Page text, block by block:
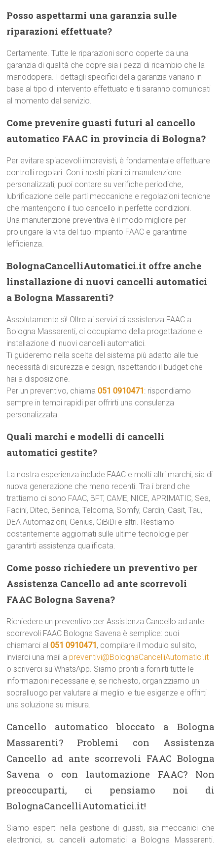
Posso aspettarmi una garanzia sulle
riparazioni effettuate?
Certamente. Tutte le riparazioni sono coperte da una
garanzia di qualità che copre sia i pezzi di ricambio che la
manodopera. I dettagli specifici della garanzia variano in
base al tipo di intervento effettuato e ti saranno comunicati
al momento del servizio.
Come prevenire guasti futuri al cancello
automatico FAAC in provincia di Bologna?
Per evitare spiacevoli imprevisti, è fondamentale effettuare
controlli regolari. Con i nostri piani di manutenzione
personalizzati, puoi contare su verifiche periodiche,
lubrificazione delle parti meccaniche e regolazioni tecniche
che mantengono il tuo cancello in perfette condizioni.
Una manutenzione preventiva è il modo migliore per
prolungare la vita del tuo impianto FAAC e garantirne
lefficienza.
BolognaCancelliAutomatici.it offre anche
linstallazione di nuovi cancelli automatici
a Bologna Massarenti?
Assolutamente sì! Oltre ai servizi di assistenza FAAC a
Bologna Massarenti, ci occupiamo della progettazione e
installazione di nuovi cancelli automatici.
Ti guideremo nella scelta del sistema più adatto alle tue
necessità di sicurezza e design, rispettando il budget che
hai a disposizione.
Per un preventivo, chiama051 0910471: rispondiamo
sempre in tempi rapidi per offrirti una consulenza
personalizzata.
Quali marchi e modelli di cancelli
automatici gestite?
La nostra esperienza include FAAC e molti altri marchi, sia di
nuova generazione che meno recenti. Tra i brand che
trattiamo ci sono FAAC, BFT, CAME, NICE, APRIMATIC, Sea,
Fadini, Ditec, Beninca, Telcoma, Somfy, Cardin, Casit, Tau,
DEA Automazioni, Genius, GiBiDi e altri. Restiamo
costantemente aggiornati sulle ultime tecnologie per
garantirti assistenza qualificata.
Come posso richiedere un preventivo per
Assistenza Cancello ad ante scorrevoli
FAAC Bologna Savena?
Richiedere un preventivo per Assistenza Cancello ad ante
scorrevoli FAAC Bologna Savena è semplice: puoi
chiamarci al051 0910471, compilare il modulo sul sito,
inviarci una mail a preventivi@BolognaCancelliAutomatici.it
o scriverci su WhatsApp. Siamo pronti a fornirti tutte le
informazioni necessarie e, se richiesto, organizziamo un
sopralluogo per valutare al meglio le tue esigenze e offrirti
una soluzione su misura.
Cancello automatico bloccato a Bologna
Massarenti? Problemi con Assistenza
Cancello ad ante scorrevoli FAAC Bologna
Savena o con lautomazione FAAC? Non
preoccuparti, ci pensiamo noi di
BolognaCancelliAutomatici.it!
Siamo esperti nella gestione di guasti, sia meccanici che
elettronici, su cancelli automatici a Bologna Massarenti.